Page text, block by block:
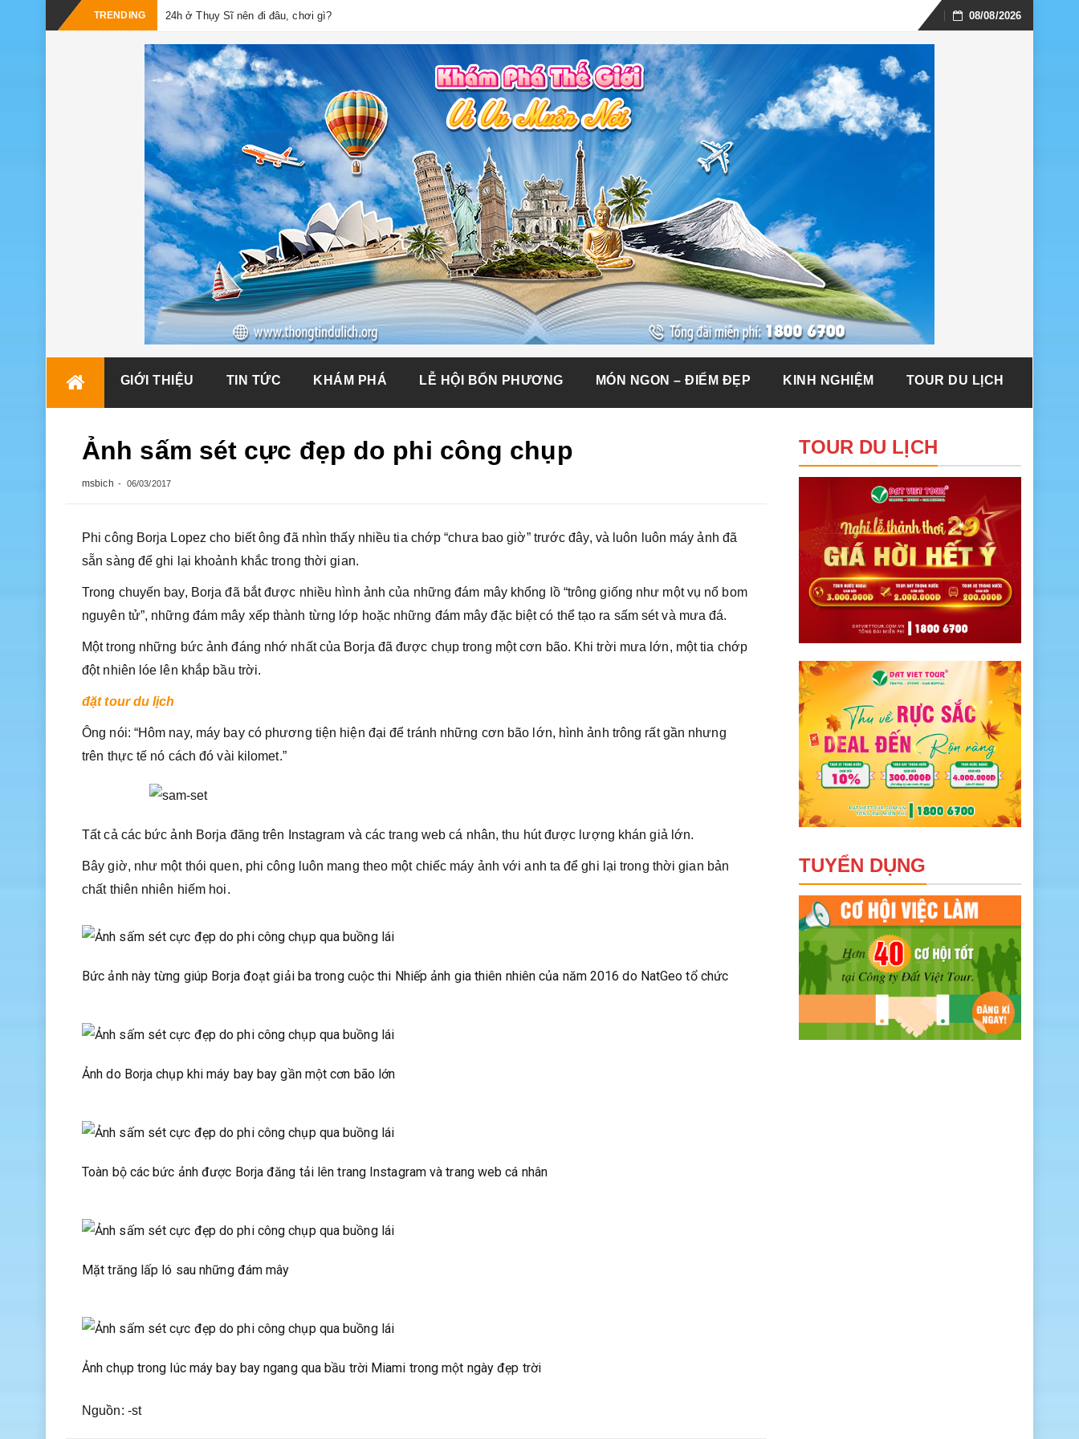
TRENDING
24h ở Thụy Sĩ nên đi đâu, chơi gì?
Skip
08/08/2026
GIỚI THIỆU TIN TỨC KHÁM PHÁ LỄ HỘI BỐN PHƯƠNG MÓN NGON – ĐIỂM ĐẸP KINH NGHIỆM TOUR DU LỊCH
Ảnh sấm sét cực đẹp do phi công chụp
msbich 06/03/2017
Phi công Borja Lopez cho biết ông đã nhìn thấy nhiều tia chớp “chưa bao giờ” trước đây, và luôn luôn máy ảnh đã
sẵn sàng để ghi lại khoảnh khắc trong thời gian.
Trong chuyến bay, Borja đã bắt được nhiều hình ảnh của những đám mây khổng lồ “trông giống như một vụ nổ bom
nguyên tử”, những đám mây xếp thành từng lớp hoặc những đám mây đặc biệt có thể tạo ra sấm sét và mưa đá.
Một trong những bức ảnh đáng nhớ nhất của Borja đã được chụp trong một cơn bão. Khi trời mưa lớn, một tia chớp
đột nhiên lóe lên khắp bầu trời.
đặt tour du lịch
Ông nói: “Hôm nay, máy bay có phương tiện hiện đại để tránh những cơn bão lớn, hình ảnh trông rất gần nhưng
trên thực tế nó cách đó vài kilomet.”
Tất cả các bức ảnh Borja đăng trên Instagram và các trang web cá nhân, thu hút được lượng khán giả lớn.
Bây giờ, như một thói quen, phi công luôn mang theo một chiếc máy ảnh với anh ta để ghi lại trong thời gian bản
chất thiên nhiên hiếm hoi.
Bức ảnh này từng giúp Borja đoạt giải ba trong cuộc thi Nhiếp ảnh gia thiên nhiên của năm 2016 do NatGeo tổ chức
Ảnh do Borja chụp khi máy bay bay gần một cơn bão lớn
Toàn bộ các bức ảnh được Borja đăng tải lên trang Instagram và trang web cá nhân
Mặt trăng lấp ló sau những đám mây
Ảnh chụp trong lúc máy bay bay ngang qua bầu trời Miami trong một ngày đẹp trời
Nguồn: -st
TOUR DU LỊCH
TUYỂN DỤNG